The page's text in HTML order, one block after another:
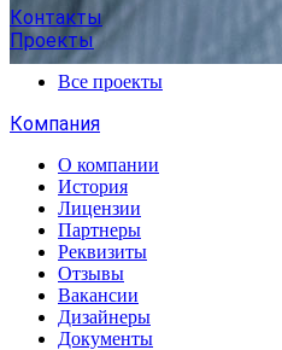
Контакты
Проекты
Все проекты
Компания
О компании
История
Лицензии
Партнеры
Реквизиты
Отзывы
Вакансии
Дизайнеры
Документы